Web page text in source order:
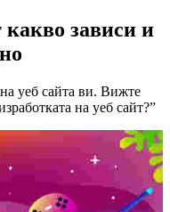
зависи и
уеб сайта ви. Вижте
на уеб сайт?”